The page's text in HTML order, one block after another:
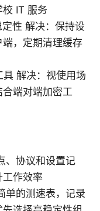
IT 服务
性 解决：保持设
，定期清理缓存
解决：视使用场
端对端加密工
、协议和设置记
工作效率
单的测速表，记录